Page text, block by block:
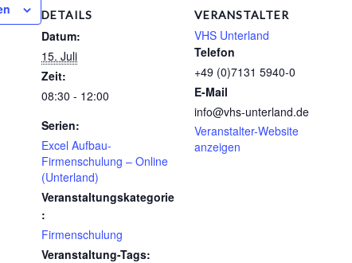
DETAILS
Datum:
15. Juli
Zeit:
08:30 - 12:00
Serien:
Excel Aufbau-
Firmenschulung – Online
(Unterland)
Veranstaltungskategorie
:
Firmenschulung
Veranstaltung-Tags:
VERANSTALTER
VHS Unterland
Telefon
+49 (0)7131 5940-0
E-Mail
info@vhs-unterland.de
Veranstalter-Website
anzeigen